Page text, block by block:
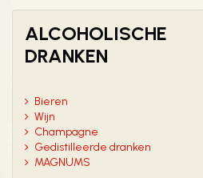
ALCOHOLISCHE
DRANKEN
Bieren
Wijn
Champagne
Gedistilleerde dranken
MAGNUMS